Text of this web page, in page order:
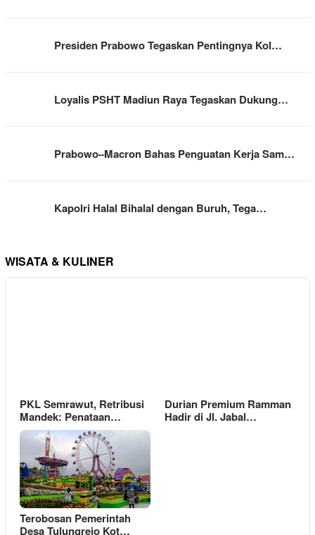
Presiden Prabowo Tegaskan Pentingnya Kol…
Loyalis PSHT Madiun Raya Tegaskan Dukung…
Prabowo–Macron Bahas Penguatan Kerja Sam…
Kapolri Halal Bihalal dengan Buruh, Tega…
WISATA & KULINER
PKL Semrawut, Retribusi
Mandek: Penataan…
Durian Premium Ramman
Hadir di Jl. Jabal…
Terobosan Pemerintah
Desa Tulungrejo Kot…